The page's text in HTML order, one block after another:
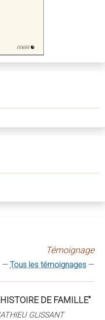
Témoignage
— Tous les témoignages —
DE FAMILLE"
GLISSANT